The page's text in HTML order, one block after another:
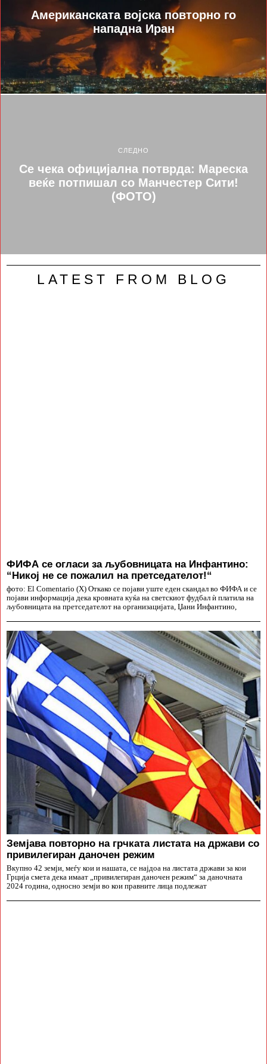
Американската војска повторно го
нападна Иран
СЛЕДНО
Се чека официјална потврда: Мареска
веќе потпишал со Манчестер Сити!
(ФОТО)
LATEST FROM BLOG
ФИФА се огласи за љубовницата на Инфантино:
“Никој не се пожалил на претседателот!“
фото: El Comentario (X) Откако се појави уште еден скандал во ФИФА и се
појави информација дека кровната куќа на светскиот фудбал ѝ платила на
љубовницата на претседателот на организацијата, Џани Инфантино,
Земјава повторно на грчката листата на држави со
привилегиран даночен режим
Вкупно 42 земји, меѓу кои и нашата, се најдоа на листата држави за кои
Грција смета дека имаат „привилегиран даночен режим“ за даночната
2024 година, односно земји во кои правните лица подлежат